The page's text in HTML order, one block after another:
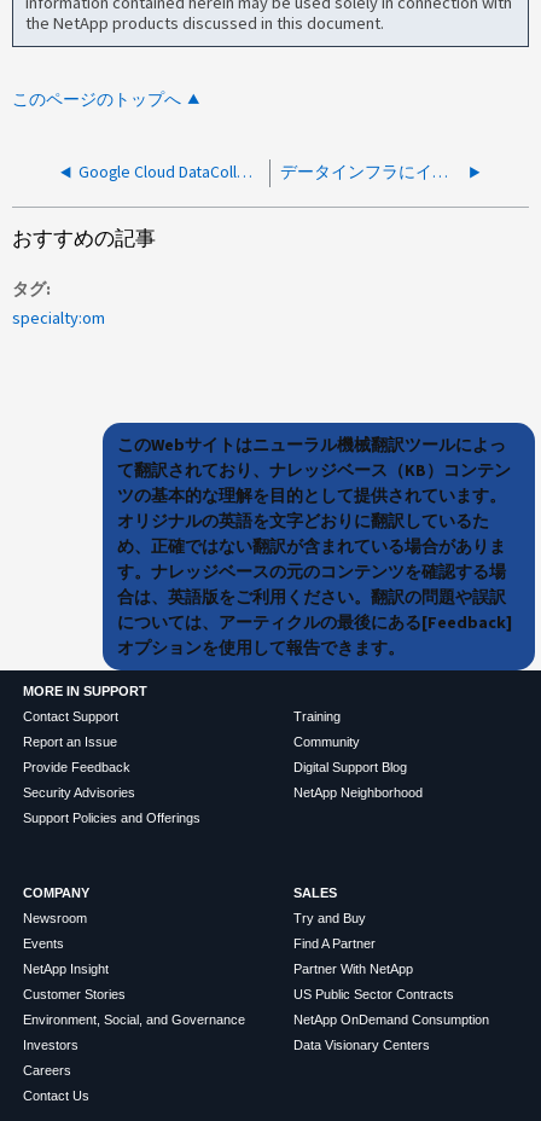
the NetApp products discussed in this document.
このページのトップへ
Google Cloud DataCollectorがCIで「仮想マシンを作成するためのサポートされているインスタンスが見つかりませんでした」というエラーで失敗します データインフラにインサイトのワークロードセキュリティでNAS SVMを監視しているときにレイテンシが高くなる
おすすめの記事
タグ
specialty:om
このWebサイトはニューラル機械翻訳ツールによっ
て翻訳されており、ナレッジベース（KB）コンテン
ツの基本的な理解を目的として提供されています。
オリジナルの英語を文字どおりに翻訳しているた
め、正確ではない翻訳が含まれている場合がありま
す。ナレッジベースの元のコンテンツを確認する場
合は、英語版をご利用ください。翻訳の問題や誤訳
については、アーティクルの最後にある[Feedback]
オプションを使用して報告できます。
MORE IN SUPPORT
Contact Support
Report an Issue
Provide Feedback
Security Advisories
Support Policies and Offerings
Training
Community
Digital Support Blog
NetApp Neighborhood
COMPANY
Newsroom
Events
NetApp Insight
Customer Stories
Environment, Social, and Governance
Investors
Careers
Contact Us
SALES
Try and Buy
Find A Partner
Partner With NetApp
US Public Sector Contracts
NetApp OnDemand Consumption
Data Visionary Centers